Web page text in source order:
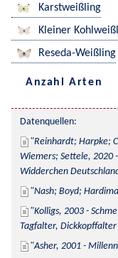
Karstweißling
Kleiner
Reseda-Weißling
Anzahl Arten
Datenquellen:
Reinhardt; Harpke;
Wiemers; Settele, 2020
Widderchen
Nash; Boyd;
Kolligs, 2003 -
Tagfalter,
Asher, 2001 -